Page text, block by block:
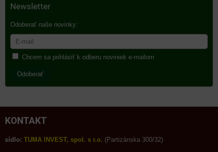
Newsletter
Odoberať naše novinky:
Chcem sa prihlásiť k odberu noviniek e-mailom
Odoberať
KONTAKT
sídlo: TUMA INVEST, spol. s r.o. (Partizánska 300/32)